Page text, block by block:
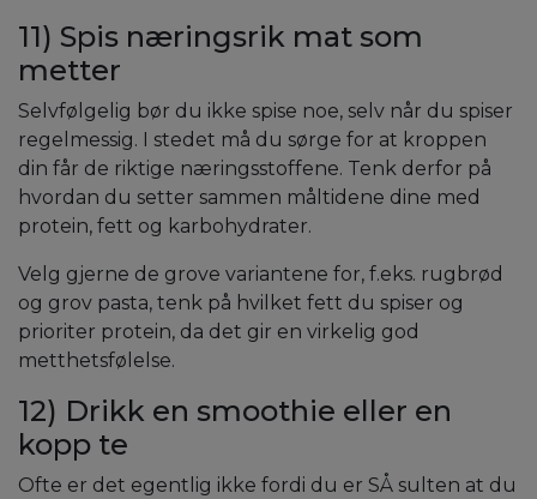
11) Spis næringsrik mat som
metter
Selvfølgelig bør du ikke spise noe, selv når du spiser
regelmessig. I stedet må du sørge for at kroppen
din får de riktige næringsstoffene. Tenk derfor på
hvordan du setter sammen måltidene dine med
protein, fett og karbohydrater.
Velg gjerne de grove variantene for, f.eks. rugbrød
og grov pasta, tenk på hvilket fett du spiser og
prioriter protein, da det gir en virkelig god
metthetsfølelse.
12) Drikk en smoothie eller en
kopp te
Ofte er det egentlig ikke fordi du er SÅ sulten at du